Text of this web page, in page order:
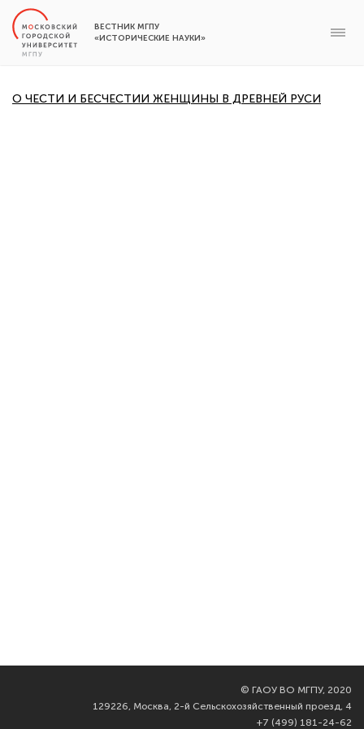
ВЕСТНИК МГПУ
«ИСТОРИЧЕСКИЕ НАУКИ»
О ЧЕСТИ И БЕСЧЕСТИИ ЖЕНЩИНЫ В ДРЕВНЕЙ РУСИ
© ГАОУ ВО МГПУ, 2020
129226, Москва, 2-й Сельскохозяйственный проезд, 4
+7 (499) 181-24-62